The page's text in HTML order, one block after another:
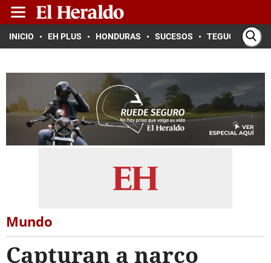
INICIO EH PLUS HONDURAS SUCESOS TEGUCIGALPA
Mundo
Capturan a narco